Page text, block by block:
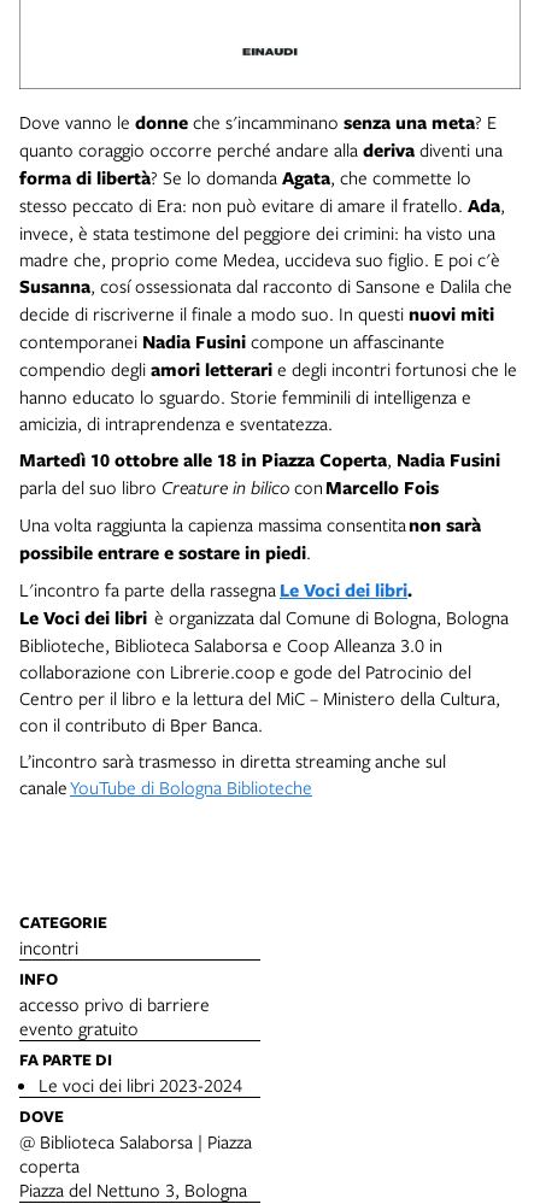
Dove vanno le donne che s'incamminano senza una meta? E
quanto coraggio occorre perché andare alla deriva diventi una
forma di libertà? Se lo domanda Agata, che commette lo
stesso peccato di Era: non può evitare di amare il fratello. Ada,
invece, è stata testimone del peggiore dei crimini: ha visto una
madre che, proprio come Medea, uccideva suo figlio. E poi c'è
Susanna, cosí ossessionata dal racconto di Sansone e Dalila che
decide di riscriverne il finale a modo suo. In questi nuovi miti
contemporanei Nadia Fusini compone un affascinante
compendio degli amori letterari e degli incontri fortunosi che le
hanno educato lo sguardo. Storie femminili di intelligenza e
amicizia, di intraprendenza e sventatezza.
Martedì 10 ottobrealle 18 in Piazza Coperta, Nadia Fusini
parla del suo libro Creature in bilico conMarcello Fois
Una volta raggiunta la capienza massima consentitanon sarà
possibile entrare e sostare in piedi.
L'incontro fa parte della rassegna Le Voci dei libri.
Le Voci dei libri è organizzata dal Comune di Bologna, Bologna
Biblioteche, Biblioteca Salaborsa e Coop Alleanza 3.0 in
collaborazione con Librerie.coop e gode del Patrocinio del
Centro per il libro e la lettura del MiC – Ministero della Cultura,
con il contributo di Bper Banca.
L’incontro sarà trasmesso in diretta streaming anche sul
canaleYouTube di Bologna Biblioteche
CATEGORIE
incontri
INFO
accesso privo di barriere
evento gratuito
FA PARTE DI
Le voci dei libri 2023-2024
DOVE
@ Biblioteca Salaborsa | Piazza
coperta
Piazza del Nettuno 3, Bologna